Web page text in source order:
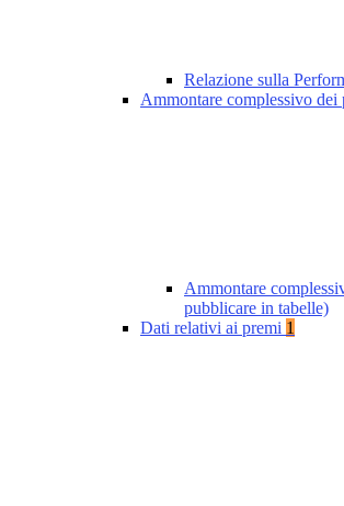
Relazione sulla
Ammontare complessivo dei
Ammontare
pubblicare in tabelle)
Dati relativi ai premi 1